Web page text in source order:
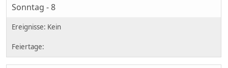
Sonntag - 8